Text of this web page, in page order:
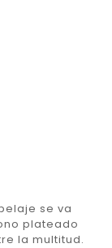
se va
plateado
la multitud.